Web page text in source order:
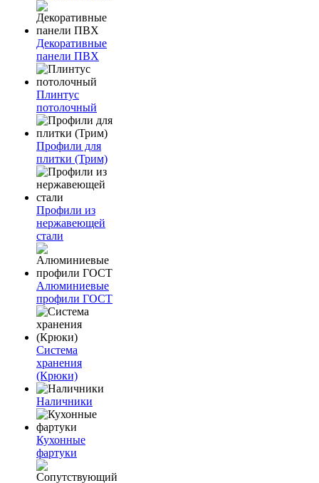
Декоративные
панели ПВХ
Плинтус
потолочный
Профили для
плитки (Трим)
Профили из
нержавеющей
стали
Алюминиевые
профили ГОСТ
Система
хранения
(Крюки)
Наличники
Кухонные
фартуки